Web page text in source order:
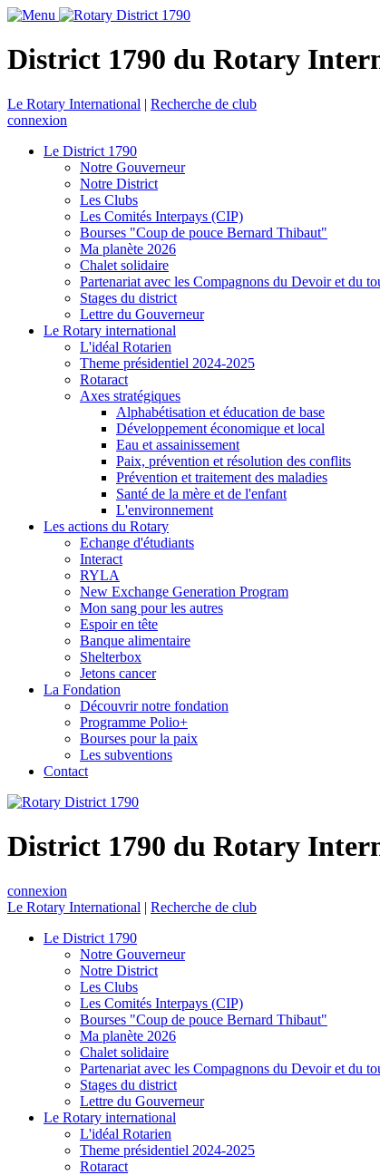
District 1790 du Rotary
Le Rotary International | Recherche de club
connexion
Le District 1790
Notre Gouverneur
Notre District
Les Clubs
Les Comités Interpays (CIP)
Bourses "Coup de pouce Bernard Thibaut"
Ma planète 2026
Chalet solidaire
Partenariat avec les Compagnons du Devoir et du
Stages du district
Lettre du Gouverneur
Le Rotary international
L'idéal Rotarien
Theme présidentiel 2024-2025
Rotaract
Axes stratégiques
Alphabétisation et éducation de base
Développement économique et local
Eau et assainissement
Paix, prévention et résolution des conflits
Prévention et traitement des maladies
Santé de la mère et de l'enfant
L'environnement
Les actions du Rotary
Echange d'étudiants
Interact
RYLA
New Exchange Generation Program
Mon sang pour les autres
Espoir en tête
Banque alimentaire
Shelterbox
Jetons cancer
La Fondation
Découvrir notre fondation
Programme Polio+
Bourses pour la paix
Les subventions
Contact
District 1790 du Rotary
connexion
Le Rotary International | Recherche de club
Le District 1790
Notre Gouverneur
Notre District
Les Clubs
Les Comités Interpays (CIP)
Bourses "Coup de pouce Bernard Thibaut"
Ma planète 2026
Chalet solidaire
Partenariat avec les Compagnons du Devoir et du
Stages du district
Lettre du Gouverneur
Le Rotary international
L'idéal Rotarien
Theme présidentiel 2024-2025
Rotaract